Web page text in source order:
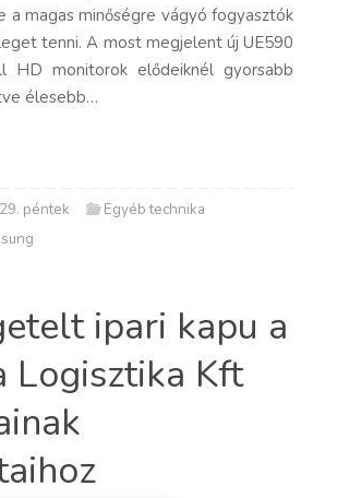
a magas minőségre vágyó fogyasztók
tenni. A most megjelent új UE590
HD monitorok elődeiknél gyorsabb
élesebb…
péntek
Egyéb technika
ipari kapu a
Logisztika Kft